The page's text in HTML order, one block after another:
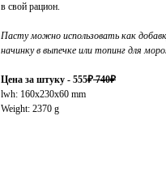
в свой рацион.
Пасту можно использовать как
начинку в выпечке или топинг для
Цена за штуку - 555₽740₽
lwh: 160x230x60 mm
Weight: 2370 g